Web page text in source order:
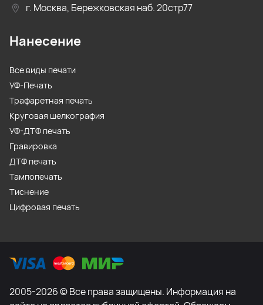
г. Москва, Бережковская наб. 20стр77
Нанесение
Все виды печати
УФ-Печать
Трафаретная печать
Круговая шелкография
УФ-ДТФ печать
Гравировка
ДТФ печать
Тампопечать
Тиснение
Цифровая печать
2005-2026 © Все права защищены. Информация на